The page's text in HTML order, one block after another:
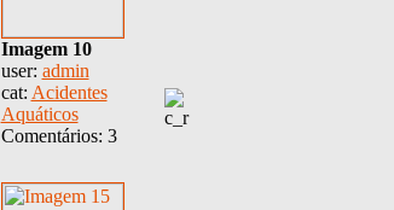
Imagem 10
user: admin
cat: Acidentes
Aquáticos
Comentários: 3